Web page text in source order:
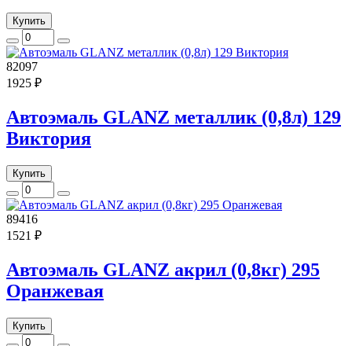
Купить
82097
1925 ₽
Автоэмаль GLANZ металлик (0,8л) 129
Виктория
Купить
89416
1521 ₽
Автоэмаль GLANZ акрил (0,8кг) 295
Оранжевая
Купить